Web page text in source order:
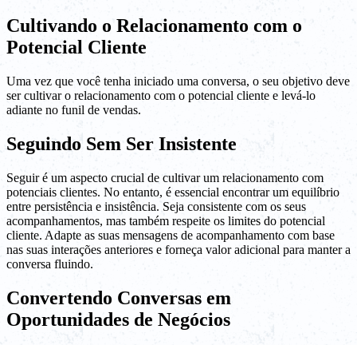
Cultivando o Relacionamento com o
Potencial Cliente
Uma vez que você tenha iniciado uma conversa, o seu objetivo deve
ser cultivar o relacionamento com o potencial cliente e levá-lo
adiante no funil de vendas.
Seguindo Sem Ser Insistente
Seguir é um aspecto crucial de cultivar um relacionamento com
potenciais clientes. No entanto, é essencial encontrar um equilíbrio
entre persistência e insistência. Seja consistente com os seus
acompanhamentos, mas também respeite os limites do potencial
cliente. Adapte as suas mensagens de acompanhamento com base
nas suas interações anteriores e forneça valor adicional para manter a
conversa fluindo.
Convertendo Conversas em
Oportunidades de Negócios